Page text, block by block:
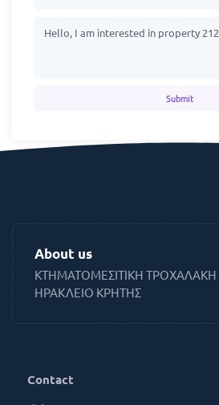
Submit
About us
ΚΤΗΜΑΤΟΜΕΣΙΤΙΚΗ
ΗΡΑΚΛΕΙΟ ΚΡΗΤΗΣ
Contact